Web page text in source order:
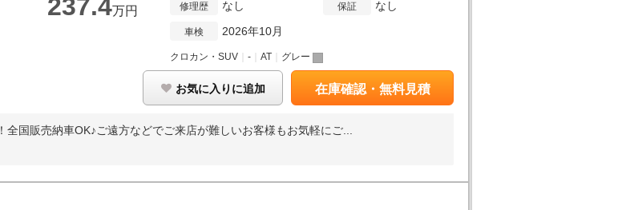
237.4万円 修理歴 なし
車検 2026年10月
保証 なし
クロカン・SUV - AT グレー
お気に入りに追加 在庫確認・無料見積
国販売納車OK♪ご遠方などでご来店が難しいお客様もお気軽にご...